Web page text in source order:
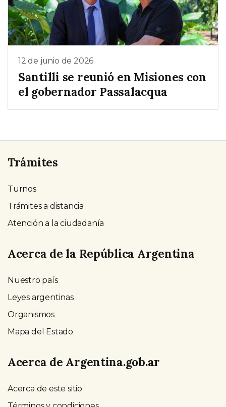
12 de junio de 2026
Santilli se reunió en Misiones con
el gobernador Passalacqua
Trámites
Turnos
Trámites a distancia
Atención a la ciudadanía
Acerca de la República Argentina
Nuestro país
Leyes argentinas
Organismos
Mapa del Estado
Acerca de Argentina.gob.ar
Acerca de este sitio